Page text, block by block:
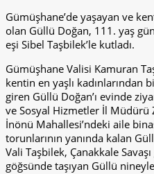
Gümüşhane’de yaşayan ve
olan Güllü Doğan, 111. yaş
eşi Sibel Taşbilek’le kutladı.
Gümüşhane Valisi Kamuran
kentin en yaşlı kadınlarından
giren Güllü Doğan’ı evinde
ve Sosyal Hizmetler İl Müdürü
İnönü Mahallesi’ndeki aile
torunlarının yanında kalan
Vali Taşbilek, Çanakkale
göğsünde taşıyan Güllü